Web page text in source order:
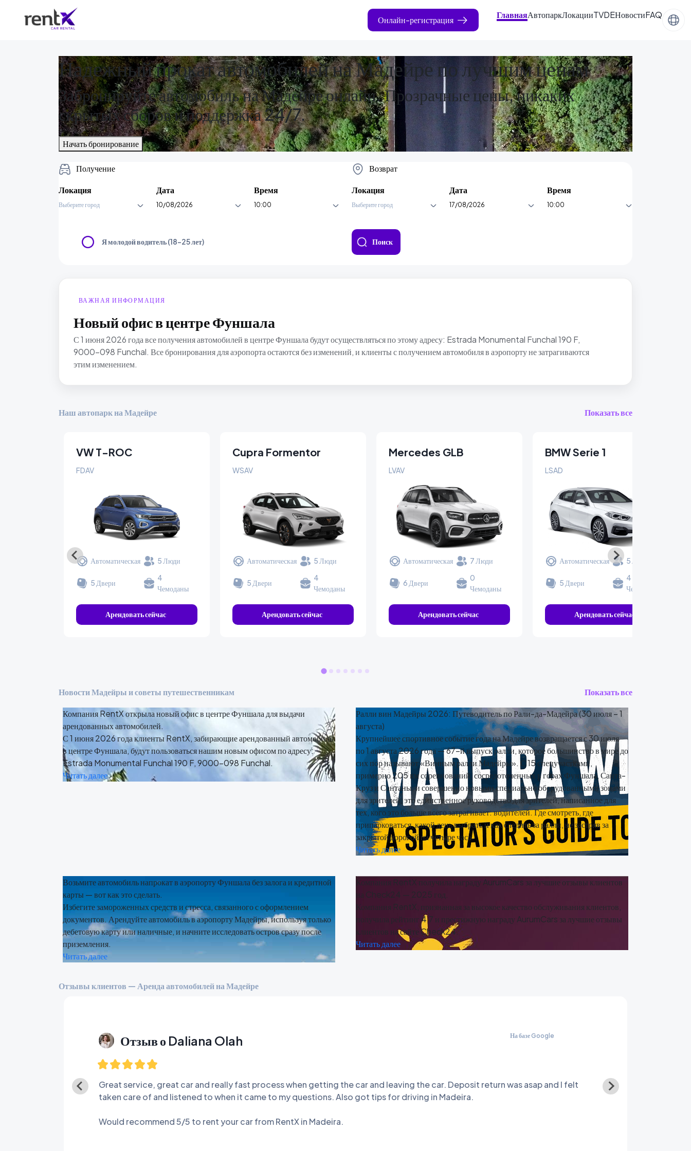
Онлайн-регистрация ГлавнаяАвтопаркЛокацииTVDEНовостиFAQ
Надежный прокат автомобилей на Мадейре по лучшим ценам
Забронируйте автомобиль на Мадейре онлайн. Прозрачные цены, никаких
скрытых сборов и поддержка 24/7.
Начать бронирование
Получение
Локация
Выберите город
Дата
10/08/2026
Время
10:00
Возврат
Локация
Выберите город
Дата
17/08/2026
Время
10:00
Я молодой водитель (18-25 лет) Поиск
ВАЖНАЯ ИНФОРМАЦИЯ
Новый офис в центре Фуншала
С 1 июня 2026 года все получения автомобилей в центре Фуншала будут осуществляться по этому адресу: Estrada Monumental Funchal 190 F,
9000-098 Funchal. Все бронирования для аэропорта остаются без изменений, и клиенты с получением автомобиля в аэропорту не затрагиваются
этим изменением.
Наш автопарк на Мадейре Показать все
VW T-ROC
FDAV
Автоматическая 5 Люди
5 Двери
4
Чемоданы
Арендовать сейчас
Cupra Formentor
WSAV
Автоматическая 5 Люди
5 Двери
4
Чемоданы
Арендовать сейчас
Mercedes GLB
LVAV
Автоматическая 7 Люди
6 Двери
0
Чемоданы
Арендовать сейчас
BMW Serie 1
LSAD
Автоматическая 5 Люди
5 Двери
4
Чемоданы
Арендовать сейчас
Новости Мадейры и советы путешественникам
Показать все
Компания RentX открыла новый офис в центре Фуншала для выдачи
арендованных автомобилей.
С 1 июня 2026 года клиенты RentX, забирающие арендованный автомобиль
в центре Фуншала, будут пользоваться нашим новым офисом по адресу:
Estrada Monumental Funchal 190 F, 9000-098 Funchal.
Читать далее
Ралли вин Мадейры 2026: Путеводитель по Рали-да-Мадейра (30 июля – 1
августа)
Крупнейшее спортивное событие года на Мадейре возвращается с 30 июля
по 1 августа 2026 года — 67-й выпуск ралли, которое большинство в мире до
сих пор называют «Винным ралли Мадейры». С 15 спецучастками,
примерно 205 км соревнований, сосредоточенных в горах Фуншала, Санта-
Круз и Сантаны, и совершенно новыми специально оборудованными зонами
для зрителей, это единственное руководство для зрителей, написанное для
тех, кого это больше всего затрагивает: водителей. Где смотреть, где
припарковаться, какой день выбрать и как следить за ралли, не застряв за
закрытой дорогой на четыре часа.
Читать далее
Возьмите автомобиль напрокат в аэропорту Фуншала без залога и кредитной
карты — вот как это сделать.
Избегите замороженных средств и стресса, связанного с оформлением
документов. Арендуйте автомобиль в аэропорту Мадейры, используя только
дебетовую карту или наличные, и начните исследовать остров сразу после
приземления.
Читать далее
Компания RentX получила награду AurumCars за лучшие отзывы клиентов
на Check24 — 2025 год.
Компания RentX, признанная за высокое качество обслуживания клиентов,
получила рейтинг 4,7 и престижную награду AurumCars за лучшие отзывы
клиентов на сайте Check24.
Читать далее
Отзывы клиентов — Аренда автомобилей на Мадейре
Отзыв о Daliana Olah На базе Google
Great service, great car and really fast process when getting the car and leaving the car. Deposit return was asap and I felt
taken care of and listened to when it came to my questions. Also got tips for driving in Madeira.
Would recommend 5/5 to rent your car from RentX in Madeira.